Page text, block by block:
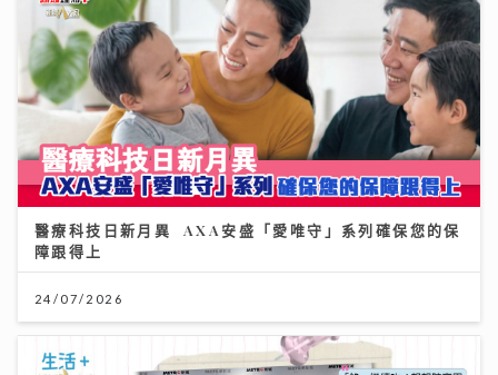
醫療科技日新月異 AXA安盛「愛唯守」系列確保您的保
障跟得上
24/07/2026